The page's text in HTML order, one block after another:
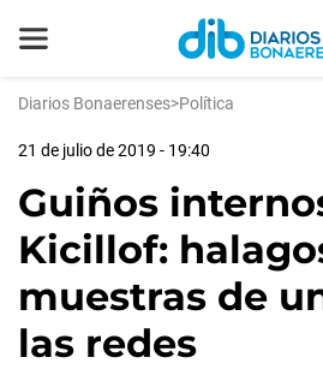
Diarios Bonaerenses>Política
21 de julio de 2019 - 19:40
Guiños
Kicillof:
muestras de
las redes